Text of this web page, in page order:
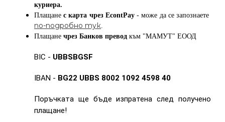
куриера.
Плащанес карта чрез EcontPay- може да се запознаете
по-подробно тук
Плащане чрез Банков превод към "МАМУТ" ЕООД
BIC - UBBSBGSF
IBAN - BG22 UBBS 8002 1092 4598 40
Поръчката ще бъде изпратена след получено
плащане!